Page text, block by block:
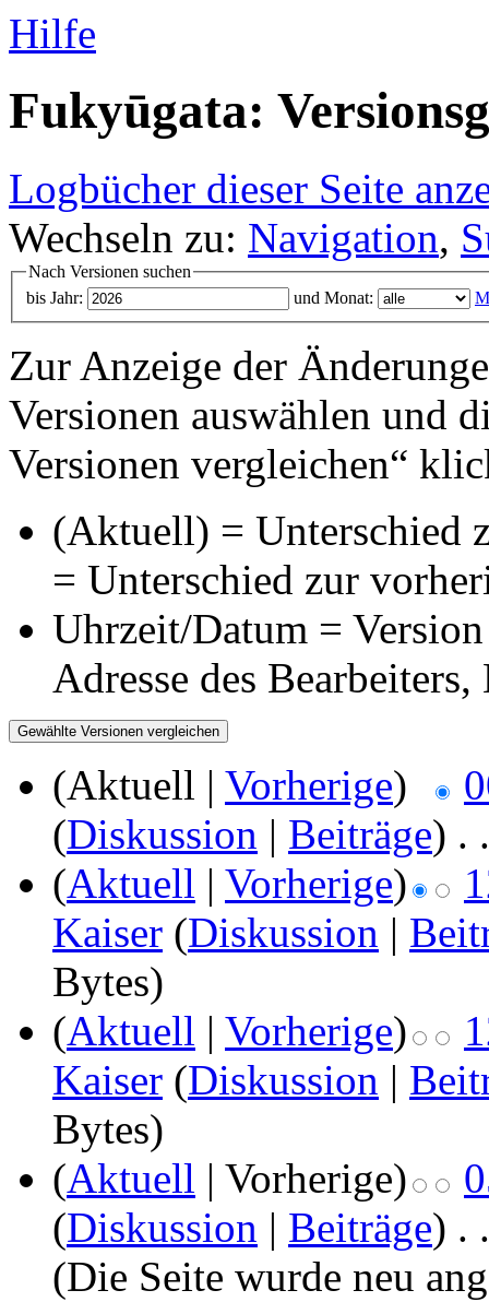
Hilfe
Fukyūgata:
Logbücher dieser Seite
Wechseln zu: Navigation,
Nach Versionen suchen
bis Jahr:
und Monat:
Zur Anzeige der
Versionen auswählen und
Versionen vergleichen“
(Aktuell) = Unterschied
= Unterschied zur
Uhrzeit/Datum =
Adresse des
(Aktuell | Vorherige)
(Diskussion | Beiträge) . .
(Aktuell | Vorherige)
Kaiser (Diskussion |
Bytes)
(Aktuell | Vorherige)
Kaiser (Diskussion |
Bytes)
(Aktuell | Vorherige)
(Diskussion | Beiträge) . .
(Die Seite wurde neu